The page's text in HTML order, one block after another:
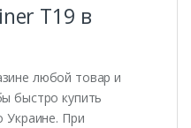
T19 в
любой товар и
быстро купить
Украине. При